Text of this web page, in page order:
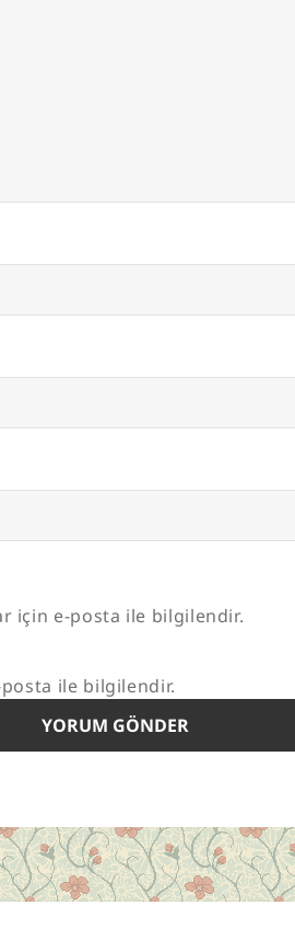
için e-posta ile bilgilendir.
posta ile bilgilendir.